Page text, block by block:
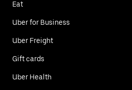
Eat
Uber for Business
Uber Freight
Gift cards
Uber Health